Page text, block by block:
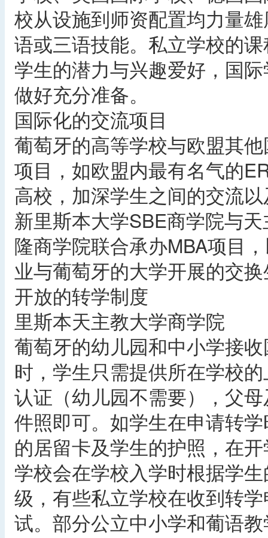
校从设施到师资配置均力量
语或三语技能。私立学校的
学生的潜力与兴趣爱好，国
做好充分准备。
国际化的交流项目
葡萄牙的高等学校与欧盟其
项目，如欧盟内最有名气的
高校，加深学生之间的交流
新里斯本大学SBE商学院与
隆商学院联合承办MBA项目
业与葡萄牙的大学开展的交
开放的转学制度
里斯本天主教大学商学院
葡萄牙的幼儿园和中小学接
时，学生只需提供所在学校
认证（幼儿园不需要），父
件照即可。如学生在申请转
的居留卡及学生的护照，在
学校会在学校入学时根据学
级，有些私立学校在收到转
试。部分公立中小学和葡语